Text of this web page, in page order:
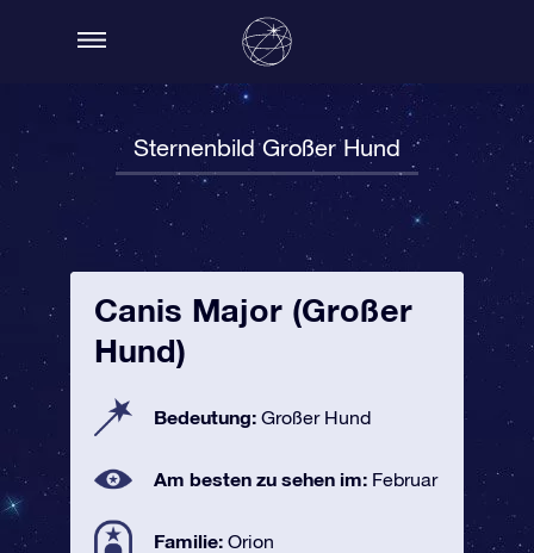
Sternenbild Großer Hund
Canis Major (Großer
Hund)
Bedeutung: Großer Hund
Am besten zu sehen im: Februar
Familie: Orion